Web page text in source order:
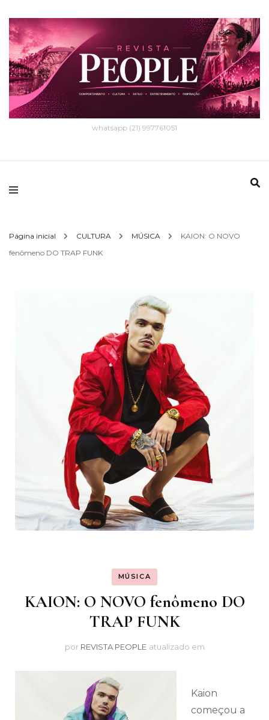
whatsapp (21) 997761051
Página inicial CULTURA MÚSICA
KAION: O NOVO
fenômeno DO TRAP FUNK
MÚSICA
KAION: O NOVO fenômeno DO
TRAP FUNK
por REVISTA PEOPLE atualizado em
Kaion
começou a